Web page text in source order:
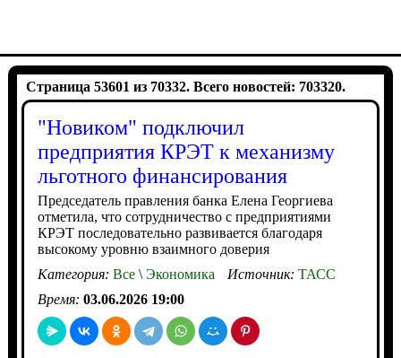
Страница 53601 из 70332. Всего новостей: 703320.
"Новиком" подключил
предприятия КРЭТ к механизму
льготного финансирования
Председатель правления банка Елена Георгиева
отметила, что сотрудничество с предприятиями
КРЭТ последовательно развивается благодаря
высокому уровню взаимного доверия
Категория: Все\Экономика Источник: ТАСС
Время: 03.06.2026 19:00